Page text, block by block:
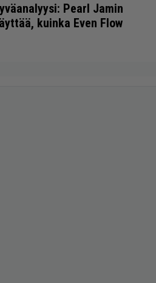
Pearl Jamin
kuinka Even Flow